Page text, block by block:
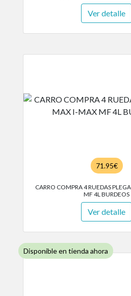
Ver detalle
71.95€
CARRO COMPRA 4 RUEDAS
MF 4L BURDEOS
Ver detalle
Disponible en tienda ahora